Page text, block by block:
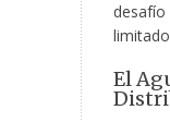
desafío
El